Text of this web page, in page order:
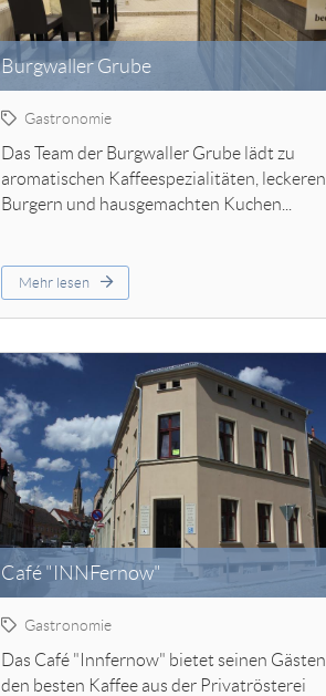
Burgwaller Grube
Gastronomie
Das Team der Burgwaller Grube lädt zu
aromatischen Kaffeespezialitäten, leckeren
Burgern und hausgemachten Kuchen...
Mehr lesen
Café "INNFernow"
Gastronomie
Das Café "Innfernow" bietet seinen Gästen
den besten Kaffee aus der Privatrösterei